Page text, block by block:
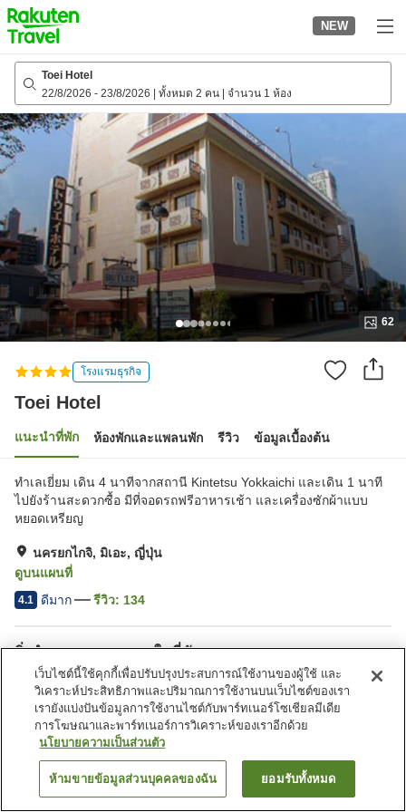
to
top
page
NEW
Toei Hotel
22/8/2026 - 23/8/2026 ทั้งหมด 2 คน จำนวน 1 ห้อง
62
โรงแรมธุรกิจ
Toei Hotel
แนะนำที่พัก ห้องพักและแพลนพัก รีวิว ข้อมูลเบื้องต้น
ทำเลเยี่ยม เดิน 4 นาทีจากสถานี Kintetsu Yokkaichi และเดิน 1 นาที
ไปยังร้านสะดวกซื้อ มีที่จอดรถฟรีอาหารเช้า และเครื่องซักผ้าแบบ
หยอดเหรียญ
นครยกไกจิ, มิเอะ, ญี่ปุ่น
ดูบนแผนที่
4.1 ดีมาก รีวิว: 134
สิ่งอำนวยความสะดวกในที่พัก
ที่จอดรถ
สปา/บิวตี้ซาลอน
บาร์
มุมอิซากายะ
หน้าแรก ญี่ปุ่น มิเอะ
ค้นหาห้องพัก
เว็บไซต์นี้ใช้คุกกี้เพื่อปรับปรุงประสบการณ์ใช้งานของผู้ใช้ และ
วิเคราะห์ประสิทธิภาพและปริมาณการใช้งานบนเว็บไซต์ของเรา
เรายังแบ่งปันข้อมูลการใช้งานไซต์กับพาร์ทเนอร์โซเชียลมีเดีย
การโฆษณาและพาร์ทเนอร์การวิเคราะห์ของเราอีกด้วย
นโยบายความเป็นส่วนตัว
ห้ามขายข้อมูลส่วนบุคคลของฉัน ยอมรับทั้งหมด